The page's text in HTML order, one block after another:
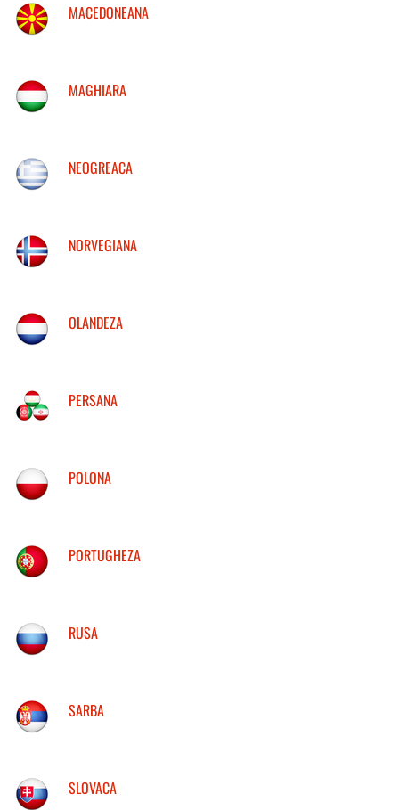
MACEDONEANA
MAGHIARA
NEOGREACA
NORVEGIANA
OLANDEZA
PERSANA
POLONA
PORTUGHEZA
RUSA
SARBA
SLOVACA